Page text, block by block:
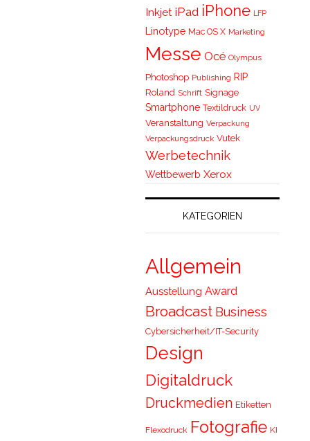
Inkjet iPad iPhone LFP
Linotype Mac OS X Marketing
Messe Océ Olympus
Photoshop Publishing RIP
Roland Schrift Signage
Smartphone Textildruck UV
Veranstaltung Verpackung
Verpackungsdruck Vutek
Werbetechnik
Wettbewerb Xerox
KATEGORIEN
Allgemein
Ausstellung Award
Broadcast Business
Cybersicherheit/IT-Security
Design
Digitaldruck
Druckmedien Etiketten
Flexodruck Fotografie KI